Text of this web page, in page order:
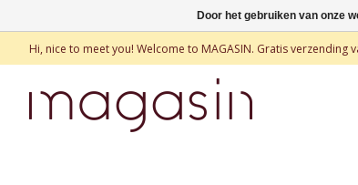
Hi, nice to meet you! Welcome to MAGASIN. Gratis verzending
Door het gebruiken van onze